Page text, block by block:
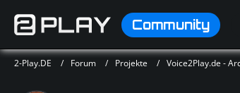
Community
2-Play.DE Forum Projekte Voice2Play.de -